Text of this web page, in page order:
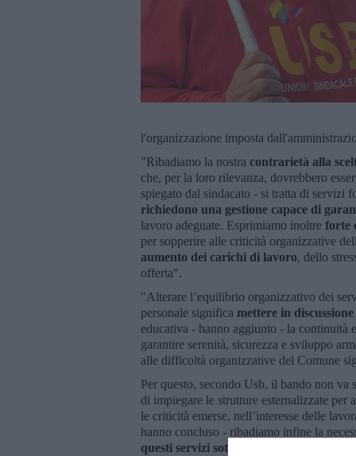
l'organizzazione imposta
"Ribadiamo la nostra contrarietà alla
che, per la loro rilevanza, dovrebbero
spiegato dal sindacato - si tratta di servizi
richiedono una gestione capace di
lavoro adeguate. Esprimiamo inoltre forte
per sopperire alle criticità organizzative
aumento dei carichi di lavoro, dello
offerta".
"Alterare l’equilibrio organizzativo dei
personale significa mettere in
educativa - hanno aggiunto - la continuità
garantire serenità, sicurezza e sviluppo
alle difficoltà organizzative del Comune
Per questo, secondo Usb, il bando non
di impiegare le strutture esternalizzate
le criticità emerse, nell’interesse delle
hanno concluso - ribadiamo infine la
questi servizi sotto la gestione pubblica